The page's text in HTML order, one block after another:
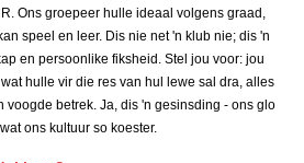
Ons groepeer hulle ideaal volgens graad,
speel en leer. Dis nie net 'n klub nie; dis 'n
en persoonlike fiksheid. Stel jou voor: jou
hulle vir die res van hul lewe sal dra, alles
voogde betrek. Ja, dis 'n gesinsding - ons glo
ons kultuur so koester.